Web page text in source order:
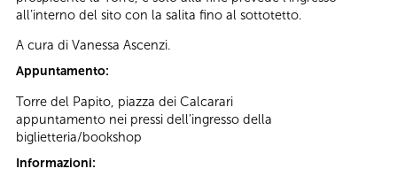
all’interno del sito con la salita fino al sottotetto.
A cura di Vanessa Ascenzi.
Appuntamento:
Torre del Papito, piazza dei Calcarari
appuntamento nei pressi dell’ingresso della
biglietteria/bookshop
Informazioni: